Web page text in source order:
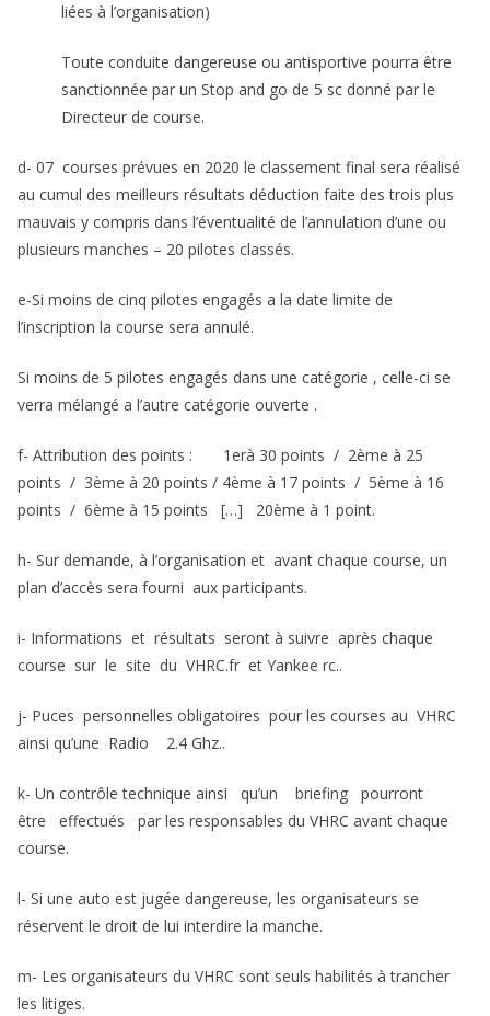
liées à l’organisation)
Toute conduite dangereuse ou antisportive pourra être
sanctionnée par un Stop and go de 5 sc donné par le
Directeur de course.
d- 07 courses prévues en 2020 le classement final sera réalisé
au cumul des meilleurs résultats déduction faite des trois plus
mauvais y compris dans l’éventualité de l’annulation d’une ou
plusieurs manches – 20 pilotes classés.
e-Si moins de cinq pilotes engagés a la date limite de
l’inscription la course sera annulé.
Si moins de 5 pilotes engagés dans une catégorie , celle-ci se
verra mélangé a l’autre catégorie ouverte .
f- Attribution des points : 1erà 30 points / 2ème à 25
points / 3ème à 20 points / 4ème à 17 points / 5ème à 16
points / 6ème à 15 points […] 20ème à 1 point.
h- Sur demande, à l’organisation et avant chaque course, un
plan d’accès sera fourni aux participants.
i- Informations et résultats seront à suivre après chaque
course sur le site du VHRC.fr et Yankee rc..
j- Puces personnelles obligatoires pour les courses au VHRC
ainsi qu’une Radio 2.4 Ghz..
k- Un contrôle technique ainsi qu’un briefing pourront
être effectués par les responsables du VHRC avant chaque
course.
l- Si une auto est jugée dangereuse, les organisateurs se
réservent le droit de lui interdire la manche.
m- Les organisateurs du VHRC sont seuls habilités à trancher
les litiges.